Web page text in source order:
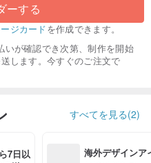
ーする
ジカードを作成できます。
いが確認でき次第、制作を開始
します。今すぐのご注文で
すべてを見る(2)
7日以
海外デザインア